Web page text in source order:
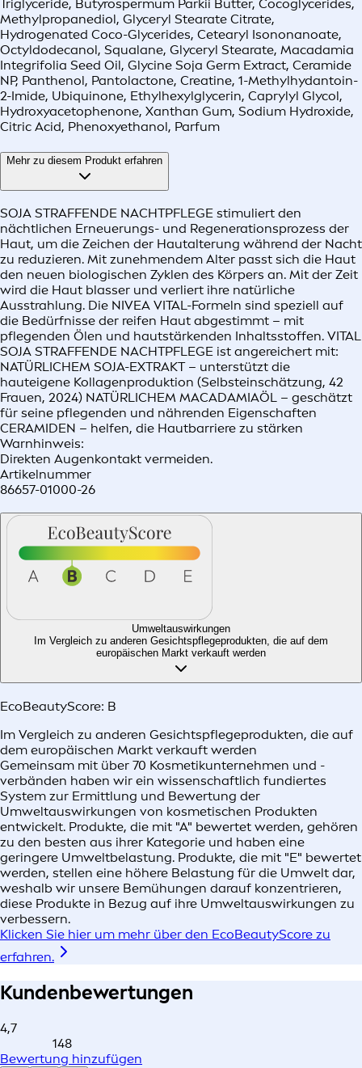
Triglyceride, Butyrospermum Parkii Butter, Cocoglycerides,
Methylpropanediol, Glyceryl Stearate Citrate,
Hydrogenated Coco-Glycerides, Cetearyl Isononanoate,
Octyldodecanol, Squalane, Glyceryl Stearate, Macadamia
Integrifolia Seed Oil, Glycine Soja Germ Extract, Ceramide
NP, Panthenol, Pantolactone, Creatine, 1-Methylhydantoin-
2-Imide, Ubiquinone, Ethylhexylglycerin, Caprylyl Glycol,
Hydroxyacetophenone, Xanthan Gum, Sodium Hydroxide,
Citric Acid, Phenoxyethanol, Parfum
Mehr zu diesem Produkt erfahren
SOJA STRAFFENDE NACHTPFLEGE stimuliert den
nächtlichen Erneuerungs- und Regenerationsprozess der
Haut, um die Zeichen der Hautalterung während der Nacht
zu reduzieren. Mit zunehmendem Alter passt sich die Haut
den neuen biologischen Zyklen des Körpers an. Mit der Zeit
wird die Haut blasser und verliert ihre natürliche
Ausstrahlung. Die NIVEA VITAL-Formeln sind speziell auf
die Bedürfnisse der reifen Haut abgestimmt – mit
pflegenden Ölen und hautstärkenden Inhaltsstoffen. VITAL
SOJA STRAFFENDE NACHTPFLEGE ist angereichert mit:
NATÜRLICHEM SOJA-EXTRAKT – unterstützt die
hauteigene Kollagenproduktion (Selbsteinschätzung, 42
Frauen, 2024) NATÜRLICHEM MACADAMIAÖL – geschätzt
für seine pflegenden und nährenden Eigenschaften
CERAMIDEN – helfen, die Hautbarriere zu stärken
Warnhinweis:
Direkten Augenkontakt vermeiden.
Artikelnummer
86657-01000-26
Umweltauswirkungen
Im Vergleich zu anderen Gesichtspflegeprodukten, die auf dem
europäischen Markt verkauft werden​
EcoBeautyScore: B
Im Vergleich zu anderen Gesichtspflegeprodukten, die auf
dem europäischen Markt verkauft werden​
Gemeinsam mit über 70 Kosmetikunternehmen und -
verbänden haben wir ein wissenschaftlich fundiertes
System zur Ermittlung und Bewertung der
Umweltauswirkungen von kosmetischen Produkten
entwickelt. Produkte, die mit "A" bewertet werden, gehören
zu den besten aus ihrer Kategorie und haben eine
geringere Umweltbelastung. Produkte, die mit "E" bewertet
werden, stellen eine höhere Belastung für die Umwelt dar,
weshalb wir unsere Bemühungen darauf konzentrieren,
diese Produkte in Bezug auf ihre Umweltauswirkungen zu
verbessern.
Klicken Sie hier um mehr über den EcoBeautyScore zu
erfahren.
Kundenbewertungen
4,7
148
Bewertung hinzufügen